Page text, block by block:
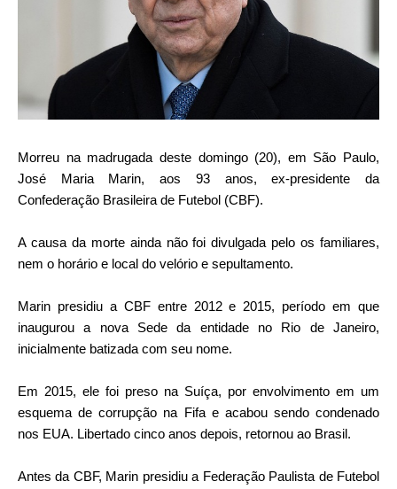
Morreu na madrugada deste domingo (20), em São Paulo,
José Maria Marin, aos 93 anos, ex-presidente da
Confederação Brasileira de Futebol (CBF).
A causa da morte ainda não foi divulgada pelo os familiares,
nem o horário e local do velório e sepultamento.
Marin presidiu a CBF entre 2012 e 2015, período em que
inaugurou a nova Sede da entidade no Rio de Janeiro,
inicialmente batizada com seu nome.
Em 2015, ele foi preso na Suíça, por envolvimento em um
esquema de corrupção na Fifa e acabou sendo condenado
nos EUA. Libertado cinco anos depois, retornou ao Brasil.
Antes da CBF, Marin presidiu a Federação Paulista de Futebol